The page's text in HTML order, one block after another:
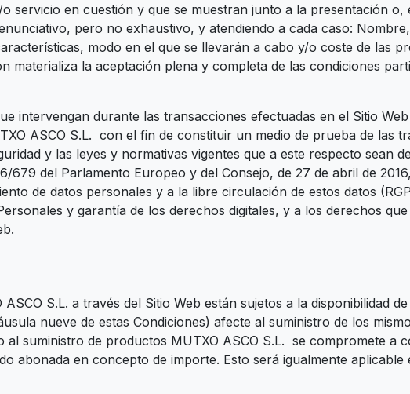
servicio en cuestión y que se muestran junto a la presentación o,
pero no exhaustivo, y atendiendo a cada caso:
modo en el que se llevarán a cabo y/o coste de las
materializa la aceptación plena y completa de las condiciones
intervengan durante las transacciones efectuadas en el Sitio
ASCO S.L. con el fin de constituir un medio de prueba de las
y las leyes y normativas vigentes que a este respecto sean
679 del Parlamento Europeo y del Consejo, de 27 de abril de
de datos personales y a la libre circulación de estos datos
y garantía de los derechos digitales, y a los derechos
S.L. a través del Sitio Web están sujetos a la disponibilidad
nueve de estas Condiciones) afecte al suministro de los
al suministro de productos MUTXO ASCO S.L. se compromete a
abonada en concepto de importe. Esto será igualmente